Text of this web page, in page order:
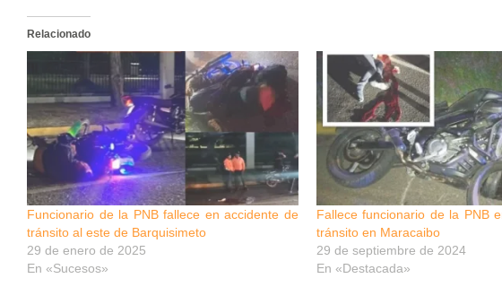
Relacionado
Funcionario de la PNB fallece en accidente de
tránsito al este de Barquisimeto
29 de enero de 2025
En «Sucesos»
Fallece funcionario de la PNB
tránsito en Maracaibo
29 de septiembre de 2024
En «Destacada»